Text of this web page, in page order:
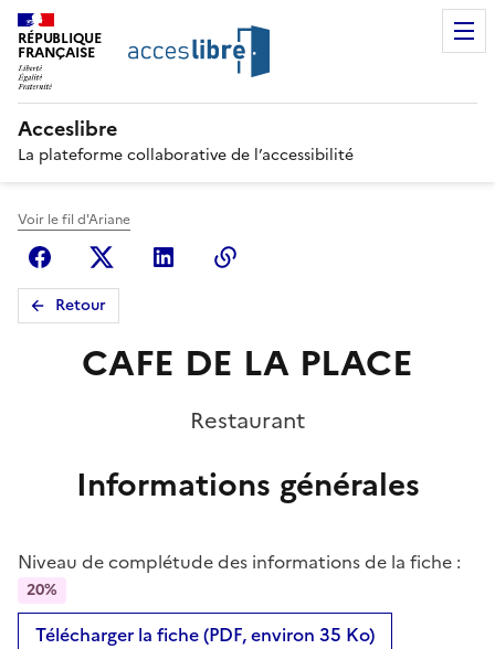
RÉPUBLIQUE
FRANÇAISE
Acceslibre
La plateforme collaborative de l’accessibilité
Voir le fil d'Ariane
FacebookX (anciennement Twitter)
Linkedin
Retour
CAFE DE LA PLACE
Restaurant
Informations générales
Niveau de complétude des informations de la fiche :
20%
Télécharger la fiche (PDF, environ 35 Ko)